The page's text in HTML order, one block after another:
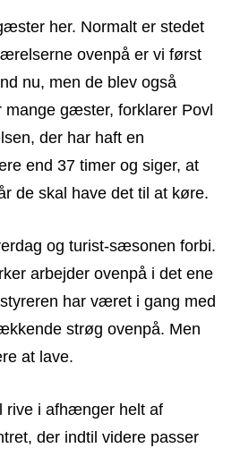
her. Normalt er stedet
ovenpå er vi først
nu, men de blev også
mange gæster, forklarer Povl
der har haft en
end 37 timer og siger, at
de skal have det til at køre.
og turist-sæsonen forbi.
arbejder ovenpå i det ene
har været i gang med
strøg ovenpå. Men
at lave.
rive i afhænger helt af
der indtil videre passer